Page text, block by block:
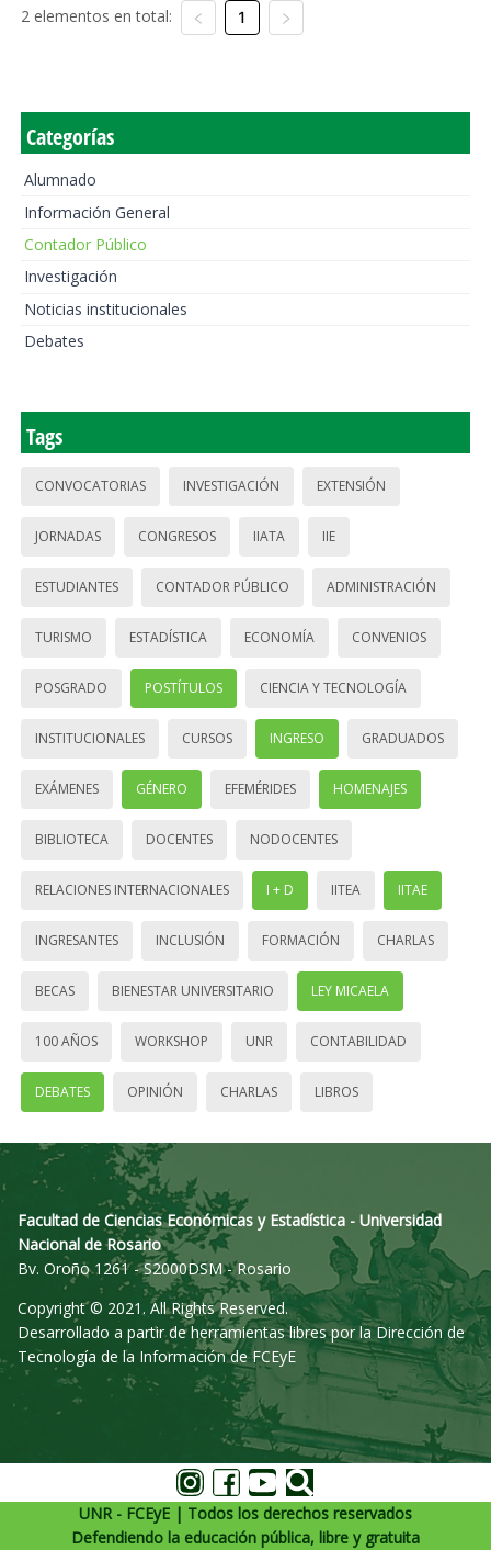
2 elementos en total: 1
Categorías
Alumnado
Información General
Contador Público
Investigación
Noticias institucionales
Debates
Tags
CONVOCATORIAS INVESTIGACIÓN EXTENSIÓN
JORNADAS CONGRESOS IIATA IIE
ESTUDIANTES CONTADOR PÚBLICO ADMINISTRACIÓN
TURISMO ESTADÍSTICA ECONOMÍA CONVENIOS
POSGRADO POSTÍTULOS CIENCIA Y TECNOLOGÍA
INSTITUCIONALES CURSOS INGRESO GRADUADOS
EXÁMENES GÉNERO EFEMÉRIDES HOMENAJES
BIBLIOTECA DOCENTES NODOCENTES
RELACIONES INTERNACIONALES I + D IITEA IITAE
INGRESANTES INCLUSIÓN FORMACIÓN CHARLAS
BECAS BIENESTAR UNIVERSITARIO LEY MICAELA
100 AÑOS WORKSHOP UNR CONTABILIDAD
DEBATES OPINIÓN CHARLAS LIBROS
Facultad de Ciencias Económicas y Estadística - Universidad
Nacional de Rosario
Bv. Oroño 1261 - S2000DSM - Rosario
Copyright © 2021. All Rights Reserved.
Desarrollado a partir de herramientas libres por la Dirección de
Tecnología de la Información de FCEyE
UNR - FCEyE | Todos los derechos reservados
Defendiendo la educación pública, libre y gratuita